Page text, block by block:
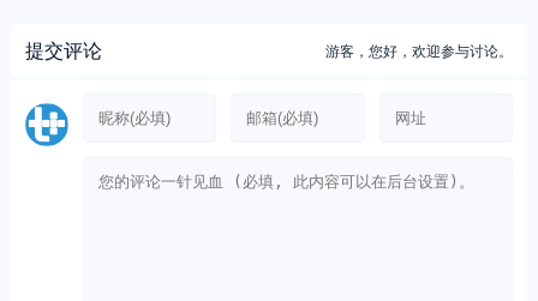
提交评论 游客，您好，欢迎参与讨论。